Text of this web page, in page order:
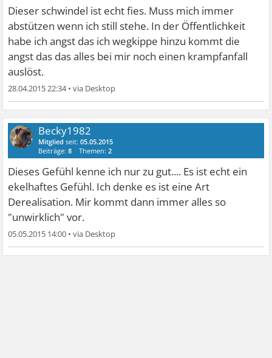
Dieser schwindel ist echt fies. Muss mich immer
abstützen wenn ich still stehe. In der Öffentlichkeit
habe ich angst das ich wegkippe hinzu kommt die
angst das das alles bei mir noch einen krampfanfall
auslöst.
28.04.2015 22:34•
Becky1982
Mitglied seit:05.05.2015
Beiträge:8 Themen:2
Dieses Gefühl kenne ich nur zu gut.... Es ist echt ein
ekelhaftes Gefühl. Ich denke es ist eine Art
Derealisation. Mir kommt dann immer alles so
"unwirklich" vor.
05.05.2015 14:00 •